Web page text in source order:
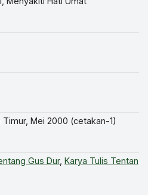
Mei 2000 (cetakan-1)
Gus Dur, Karya Tulis Tentan